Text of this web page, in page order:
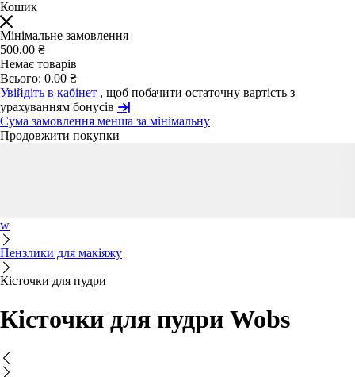
Кошик
Мінімальне замовлення
500.00 ₴
Немає товарів
Всього: 0.00 ₴
Увійдіть в кабінет , щоб побачити остаточну вартість з
урахуванням бонусів
Сума замовлення менша за мінімальну
Продовжити покупки
w
Пензлики для макіяжу
Кісточки для пудри
Кісточки для пудри Wobs